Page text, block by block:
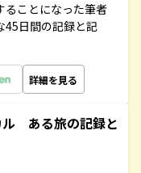
ることになった筆者
45日間の記録と記
詳細を見る
ル ある旅の記録と